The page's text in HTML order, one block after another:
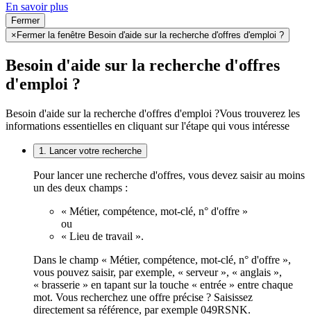
En savoir plus
Fermer
× Fermer la fenêtre Besoin d'aide sur la recherche d'offres d'emploi ?
Besoin d'aide sur la recherche d'offres
d'emploi ?
Besoin d'aide sur la recherche d'offres d'emploi ?Vous trouverez les
informations essentielles en cliquant sur l'étape qui vous intéresse
1. Lancer votre recherche
Pour lancer une recherche d'offres, vous devez saisir au moins
un des deux champs :
« Métier, compétence, mot-clé, n° d'offre »
ou
« Lieu de travail ».
Dans le champ « Métier, compétence, mot-clé, n° d'offre »,
vous pouvez saisir, par exemple, « serveur », « anglais »,
« brasserie » en tapant sur la touche « entrée » entre chaque
mot. Vous recherchez une offre précise ? Saisissez
directement sa référence, par exemple 049RSNK.